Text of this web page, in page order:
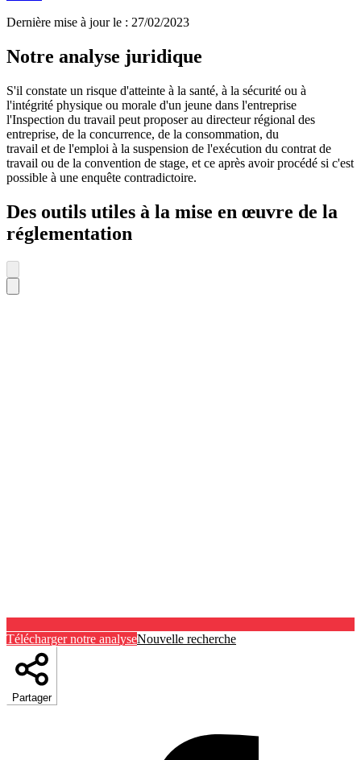
Dernière mise à jour le : 27/02/2023
Notre analyse juridique
S'il constate un risque d'atteinte à la santé, à la sécurité ou à
l'intégrité physique ou morale d'un jeune dans l'entreprise
l'Inspection du travail peut proposer au directeur régional des
entreprise, de la concurrence, de la consommation, du
travail et de l'emploi à la suspension de l'exécution du contrat de
travail ou de la convention de stage, et ce après avoir procédé si c'est
possible à une enquête contradictoire.
Des outils utiles à la mise en œuvre de la
réglementation
Télécharger notre analyseNouvelle recherche
Partager